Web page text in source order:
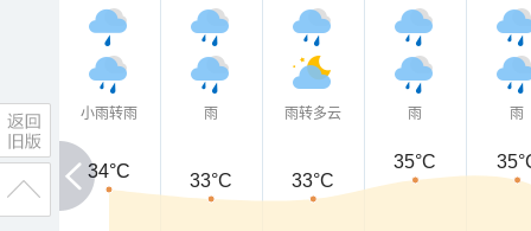
小雨转雨 雨 雨转多云 雨 雨
34°C
34°C 33°C 33°C
35°C